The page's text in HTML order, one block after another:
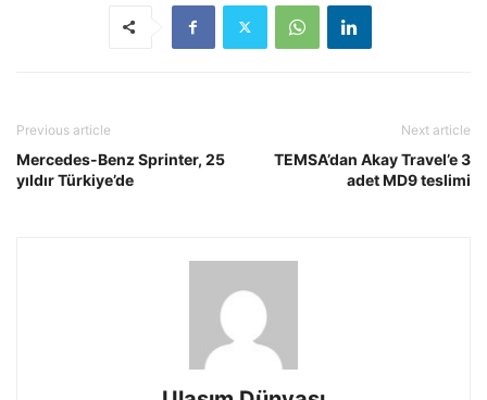
Previous article
Mercedes-Benz Sprinter, 25
yıldır Türkiye’de
Next article
TEMSA’dan Akay Travel’e 3
adet MD9 teslimi